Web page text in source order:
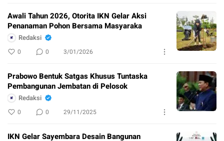
Awali Tahun 2026, Otorita IKN Gelar Aksi
Penanaman Pohon Bersama Masyaraka
Redaksi
0 0 3/01/2026
Prabowo Bentuk Satgas Khusus Tuntaska
Pembangunan Jembatan di Pelosok
Redaksi
0 0 29/11/2025
IKN Gelar Sayembara Desain Bangunan